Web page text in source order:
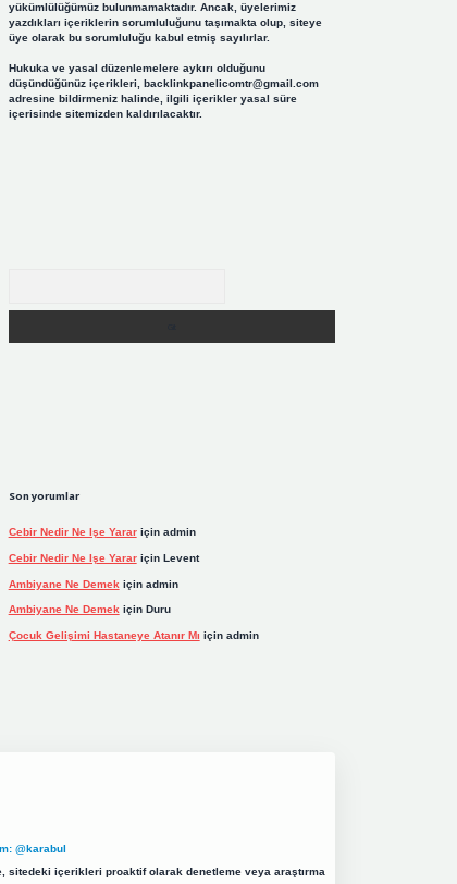
yükümlülüğümüz bulunmamaktadır. Ancak, üyelerimiz
yazdıkları içeriklerin sorumluluğunu taşımakta olup, siteye
üye olarak bu sorumluluğu kabul etmiş sayılırlar.
Hukuka ve yasal düzenlemelere aykırı olduğunu
düşündüğünüz içerikleri, backlinkpanelicomtr@gmail.com
adresine bildirmeniz halinde, ilgili içerikler yasal süre
içerisinde sitemizden kaldırılacaktır.
Son yorumlar
Cebir Nedir Ne Işe Yarariçin admin
Cebir Nedir Ne Işe Yarariçin Levent
Ambiyane Ne Demek için admin
Ambiyane Ne Demek için Duru
Çocuk Gelişimi Hastaneye Atanır Mı için admin
@karabul
sitedeki içerikleri proaktif olarak denetleme veya araştırma